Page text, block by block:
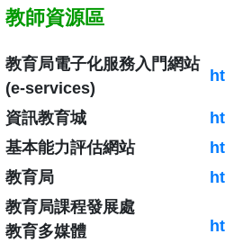
教師資源區
教育局電子化服務入門網站
(e-services)
資訊教育城
基本能力評估網站
教育局
教育局課程發展處
教育多媒體